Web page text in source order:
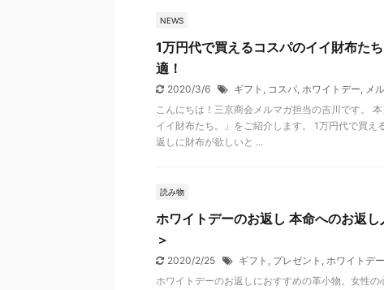
NEWS
1万円代で買えるコスパのイイ財布た
適！
2020/3/6 ギフト , コスパ, ホワイトデー, メ
こんにちは！三京商会メルマガ担当の吉川です。
イイ財布たち。」をご紹介します。 1万円代で買
返しに財布が欲しいと ...
読み物
ホワイトデーのお返し 本命へのお返
＞
2020/2/25 ギフト , プレゼント , ホワイトデー
ホワイトデーのお返しにおすすめの革小物。女性